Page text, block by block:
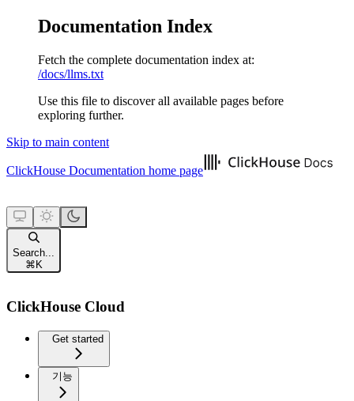
Documentation Index
Fetch the complete documentation index at:
/docs/llms.txt
Use this file to discover all available pages before
exploring further.
Skip to main content
ClickHouse Documentation home page
Search...
⌘ K
ClickHouse Cloud
Get started
기능